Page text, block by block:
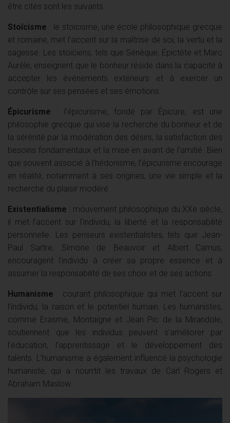
être cités sont les suivants :
Stoïcisme : le stoïcisme, une école philosophique grecque
et romaine, met l’accent sur la maîtrise de soi, la vertu et la
sagesse. Les stoïciens, tels que Sénèque, Épictète et Marc
Aurèle, enseignent que le bonheur réside dans la capacité à
accepter les événements extérieurs et à exercer un
contrôle sur ses pensées et ses émotions.
Épicurisme : l’épicurisme, fondé par Épicure, est une
philosophie grecque qui vise la recherche du bonheur et de
la sérénité par la modération des désirs, la satisfaction des
besoins fondamentaux et la mise en avant de l’amitié. Bien
que souvent associé à l’hédonisme, l’épicurisme encourage
en réalité, notamment à ses origines, une vie simple et la
recherche du plaisir modéré.
Existentialisme : mouvement philosophique du XXe siècle,
il met l’accent sur l’individu, la liberté et la responsabilité
personnelle. Les penseurs existentialistes, tels que Jean-
Paul Sartre, Simone de Beauvoir et Albert Camus,
encouragent l’individu à créer sa propre essence et à
assumer la responsabilité de ses choix et de ses actions.
Humanisme : courant philosophique qui met l’accent sur
l’individu, la raison et le potentiel humain. Les humanistes,
comme Erasme, Montaigne et Jean Pic de la Mirandole,
soutiennent que les individus peuvent s’améliorer par
l’éducation, l’apprentissage et le développement des
talents. L’humanisme a également influencé la psychologie
humaniste, qui a nourrtit les travaux de Carl Rogers et
Abraham Maslow.